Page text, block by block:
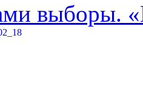
выборы.